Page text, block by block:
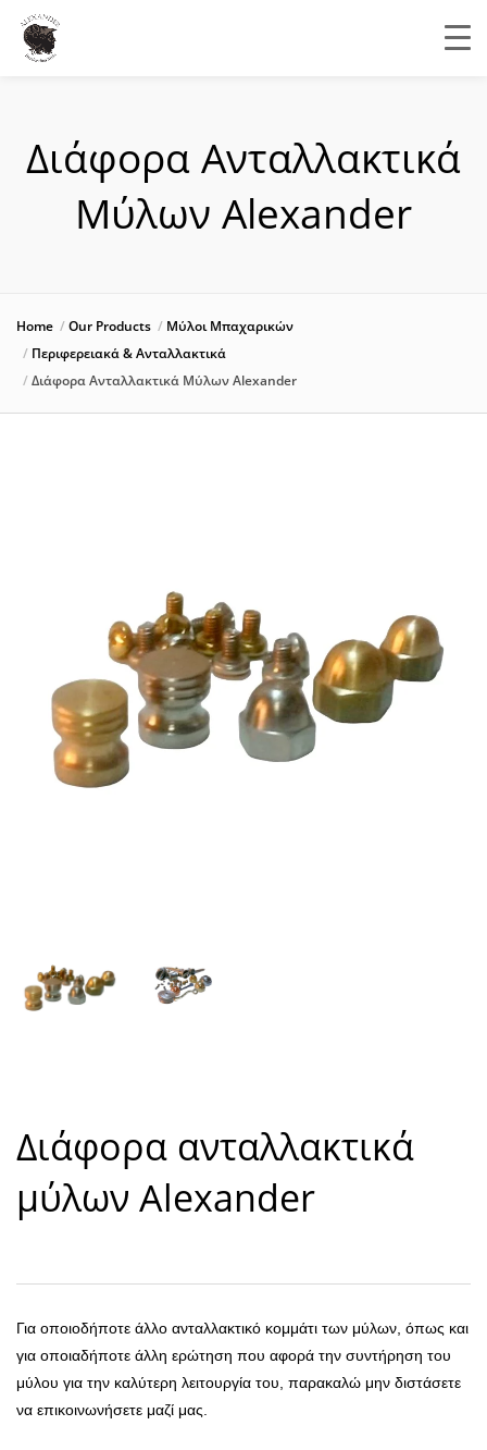
Διάφορα Ανταλλακτικά
Μύλων Alexander
Home Our Products
Μύλοι Μπαχαρικών
Περιφερειακά & Ανταλλακτικά
Διάφορα Ανταλλακτικά Μύλων Alexander
Διάφορα ανταλλακτικά
μύλων Alexander
Για οποιοδήποτε άλλο ανταλλακτικό κομμάτι των μύλων, όπως και
για οποιαδήποτε άλλη ερώτηση που αφορά την συντήρηση του
μύλου για την καλύτερη λειτουργία του, παρακαλώ μην διστάσετε
να επικοινωνήσετε μαζί μας.